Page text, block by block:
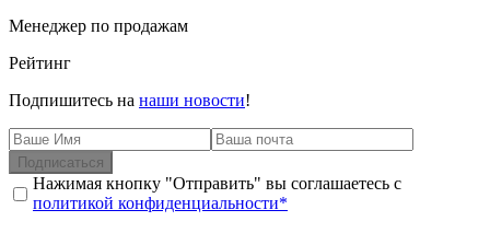
Менеджер по продажам
Рейтинг
Подпишитесь на наши новости!
Подписаться
Нажимая кнопку "Отправить" вы соглашаетесь с
политикой конфиденциальности*